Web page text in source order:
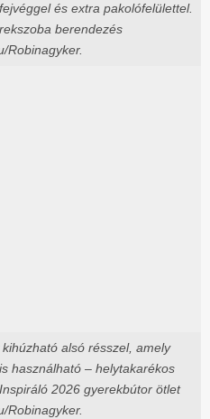
és extra pakolófelülettel.
berendezés
Robinagyker.
alsó résszel, amely
használható – helytakarékos
2026 gyerekbútor ötlet
Robinagyker.